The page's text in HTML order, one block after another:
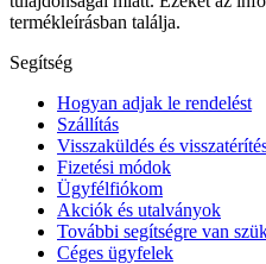
termékleírásban találja.
Segítség
Hogyan adjak le rendelést
Szállítás
Visszaküldés és
Fizetési módok
Ügyfélfiókom
Akciók és utalványok
További segítségre van
Céges ügyfelek